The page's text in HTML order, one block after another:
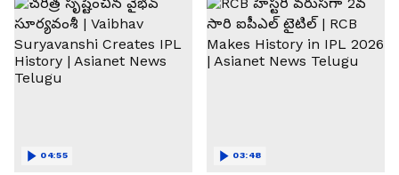
04:55 03:48